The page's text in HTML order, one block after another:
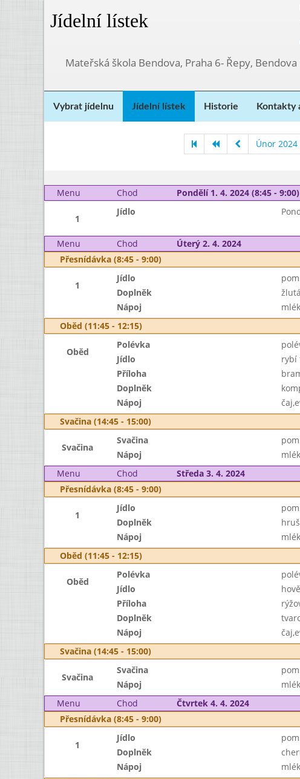
Jídelní lístek
Mateřská škola Bendova, Praha 6- Řepy,
Vybrat jídelnu Jídelní lístek Historie Kontakty
Únor 2024
Menu
Chod Pondělí 1. 4. 2024 (8:45 - 9:00)
1
Jídlo
Menu Chod Úterý 2. 4. 2024
Přesnídávka (8:45 - 9:00)
1
Jídlo
Doplněk
Nápoj
Oběd (11:45 - 12:15)
Oběd
Polévka
Jídlo
rybí
Příloha
Doplněk
Nápoj
Svačina (14:45 - 15:00)
Svačina
Svačina
Nápoj
Menu
Chod Středa 3. 4. 2024
Přesnídávka (8:45 - 9:00)
1
Jídlo
Doplněk
Nápoj
Oběd (11:45 - 12:15)
Oběd
Polévka
Jídlo
Příloha
Doplněk
Nápoj
Svačina (14:45 - 15:00)
Svačina
Svačina
Nápoj
Menu
Chod Čtvrtek 4. 4. 2024
Přesnídávka (8:45 - 9:00)
1
Jídlo
Doplněk
Nápoj